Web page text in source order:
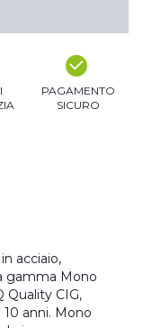
PAGAMENTO
SICURO
acciaio,
gamma Mono
Quality CIG,
anni. Mono